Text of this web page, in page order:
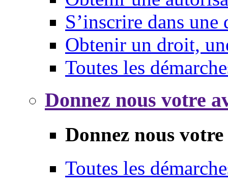
S’inscrire dans une
Obtenir un droit,
Toutes les
Donnez nous votre
Donnez nous
Toutes les